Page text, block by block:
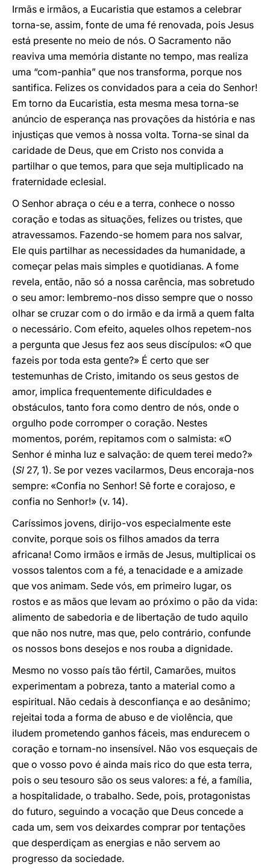
Irmãs e irmãos, a Eucaristia que estamos a celebrar
torna-se, assim, fonte de uma fé renovada, pois Jesus
está presente no meio de nós. O Sacramento não
reaviva uma memória distante no tempo, mas realiza
uma “com-panhia” que nos transforma, porque nos
santifica. Felizes os convidados para a ceia do Senhor!
Em torno da Eucaristia, esta mesma mesa torna-se
anúncio de esperança nas provações da história e nas
injustiças que vemos à nossa volta. Torna-se sinal da
caridade de Deus, que em Cristo nos convida a
partilhar o que temos, para que seja multiplicado na
fraternidade eclesial.
O Senhor abraça o céu e a terra, conhece o nosso
coração e todas as situações, felizes ou tristes, que
atravessamos. Fazendo-se homem para nos salvar,
Ele quis partilhar as necessidades da humanidade, a
começar pelas mais simples e quotidianas. A fome
revela, então, não só a nossa carência, mas sobretudo
o seu amor: lembremo-nos disso sempre que o nosso
olhar se cruzar com o do irmão e da irmã a quem falta
o necessário. Com efeito, aqueles olhos repetem-nos
a pergunta que Jesus fez aos seus discípulos: «O que
fazeis por toda esta gente?» É certo que ser
testemunhas de Cristo, imitando os seus gestos de
amor, implica frequentemente dificuldades e
obstáculos, tanto fora como dentro de nós, onde o
orgulho pode corromper o coração. Nestes
momentos, porém, repitamos com o salmista: «O
Senhor é minha luz e salvação: de quem terei medo?»
(Sl 27, 1). Se por vezes vacilarmos, Deus encoraja-nos
sempre: «Confia no Senhor! Sê forte e corajoso, e
confia no Senhor!» (v. 14).
Caríssimos jovens, dirijo-vos especialmente este
convite, porque sois os filhos amados da terra
africana! Como irmãos e irmãs de Jesus, multiplicai os
vossos talentos com a fé, a tenacidade e a amizade
que vos animam. Sede vós, em primeiro lugar, os
rostos e as mãos que levam ao próximo o pão da vida:
alimento de sabedoria e de libertação de tudo aquilo
que não nos nutre, mas que, pelo contrário, confunde
os nossos bons desejos e nos rouba a dignidade.
Mesmo no vosso país tão fértil, Camarões, muitos
experimentam a pobreza, tanto a material como a
espiritual. Não cedais à desconfiança e ao desânimo;
rejeitai toda a forma de abuso e de violência, que
iludem prometendo ganhos fáceis, mas endurecem o
coração e tornam-no insensível. Não vos esqueçais de
que o vosso povo é ainda mais rico do que esta terra,
pois o seu tesouro são os seus valores: a fé, a família,
a hospitalidade, o trabalho. Sede, pois, protagonistas
do futuro, seguindo a vocação que Deus concede a
cada um, sem vos deixardes comprar por tentações
que desperdiçam as energias e não servem ao
progresso da sociedade.